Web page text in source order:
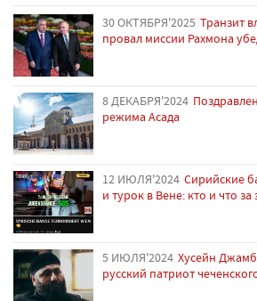
30 ОКТЯБРЯ'2025 Транзит
провал миссии Рахмона
8 ДЕКАБРЯ'2024
режима Асада
12 ИЮЛЯ'2024 Сирийские
и турок в Вене: кто и что за
5 ИЮЛЯ'2024 Хусейн
русский патриот